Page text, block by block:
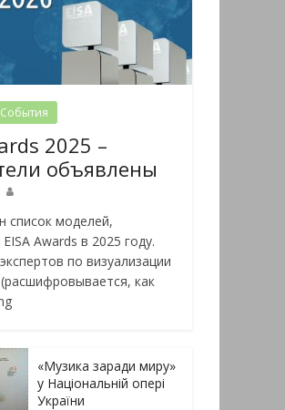
События
2025 –
объявлены
список моделей,
Awards в 2025 году.
по визуализации
(расшифровывается, как
«Музика заради миру»
у Національній опері
України